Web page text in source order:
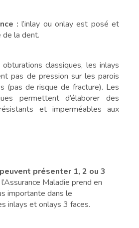
: l’inlay ou onlay est posé et
de la dent.
classiques, les inlays
pas de pression sur les parois
(pas de risque de fracture). Les
permettent d’élaborer des
et imperméables aux
présenter 1, 2 ou 3
Maladie prend en
importante dans le
inlays et onlays 3 faces.